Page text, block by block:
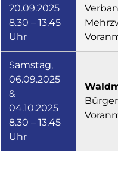
20.09.2025
8.30 – 13.45
Uhr
Samstag,
06.09.2025
&
04.10.2025
8.30 – 13.45
Uhr